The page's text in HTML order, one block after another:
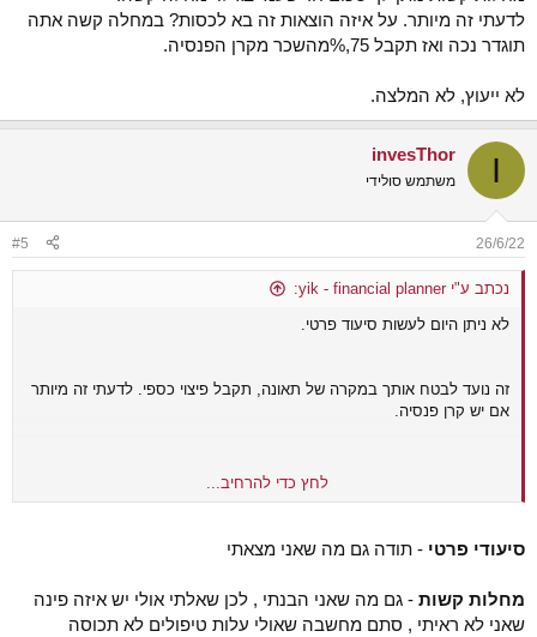
לדעתי זה מיותר. על איזה הוצאות זה בא לכסות? במחלה קשה אתה
תוגדר נכה ואז תקבל 75,%מהשכר מקרן הפנסיה.
לא ייעוץ, לא המלצה.
I
invesThor
משתמש סולידי
26/6/22
#5
נכתב ע"י yik - financial planner:
לא ניתן היום לעשות סיעוד פרטי.
זה נועד לבטח אותך במקרה של תאונה, תקבל פיצוי כספי. לדעתי זה מיותר
אם יש קרן פנסיה.
לא ייעוץ, לא המלצה.
לחץ כדי להרחיב...
סיעודי פרטי - תודה גם מה שאני מצאתי
מחלות קשות - גם מה שאני הבנתי , לכן שאלתי אולי יש איזה פינה
שאני לא ראיתי , סתם מחשבה שאולי עלות טיפולים לא תכוסה